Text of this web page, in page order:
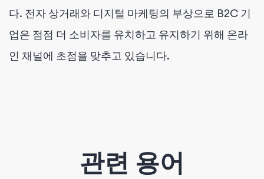
다. 전자 상거래와 디지털 마케팅의 부상으로 B2C 기
업은 점점 더 소비자를 유치하고 유지하기 위해 온라
인 채널에 초점을 맞추고 있습니다.
관련 용어